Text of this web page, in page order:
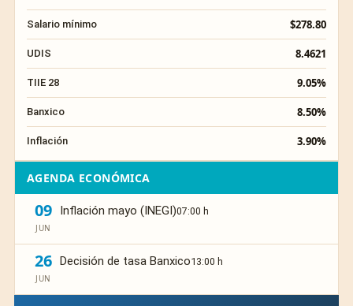
Salario mínimo $278.80
UDIS 8.4621
TIIE 28 9.05%
Banxico 8.50%
Inflación 3.90%
AGENDA ECONÓMICA
09
JUN
Inflación mayo (INEGI)07:00 h
26
JUN
Decisión de tasa Banxico13:00 h